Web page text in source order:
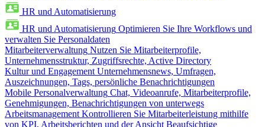
HR und Automatisierung
HR und Automatisierung Optimieren Sie Ihre Workflows und
verwalten Sie Personaldaten
Mitarbeiterverwaltung Nutzen Sie Mitarbeiterprofile,
Unternehmensstruktur, Zugriffsrechte, Active Directory
Kultur und Engagement Unternehmensnews, Umfragen,
Auszeichnungen, Tags, persönliche Benachrichtigungen
Mobile Personalverwaltung Chat, Videoanrufe, Mitarbeiterprofile,
Genehmigungen, Benachrichtigungen von unterwegs
Arbeitsmanagement Kontrollieren Sie Mitarbeiterleistung mithilfe
von KPI, Arbeitsberichten und der Ansicht Beaufsichtige